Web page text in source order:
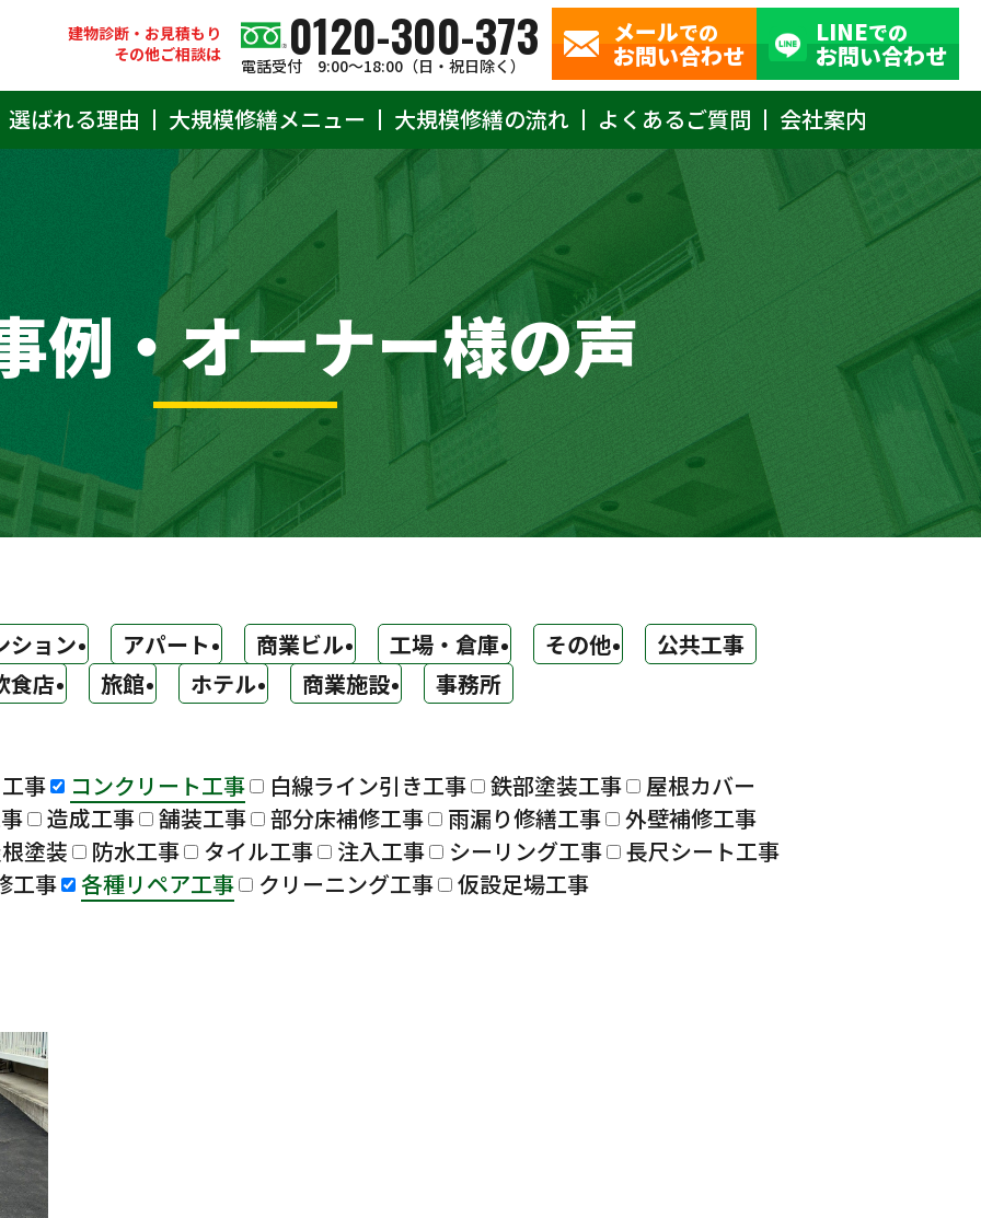
建物診断・お見積もり
その他ご相談は
0120-300-373
電話受付 9:00〜18:00（日・祝日除く）
メールでの
お問い合わせ
LINEでの
お問い合わせ
選ばれる理由
大規模修繕メニュー 大規模修繕の流れ よくあるご質問 会社案内
例・オーナー様の声
ション アパート 商業ビル 工場・倉庫 その他
公共工事
食店
旅館 ホテル 商業施設 事務所
事 コンクリート工事 白線ライン引き工事 鉄部塗装工事
屋根カバー
造成工事 舗装工事 部分床補修工事 雨漏り修繕工事
外壁補修工事
塗装
防水工事 タイル工事 注入工事 シーリング工事
長尺シート工事
工事
各種リペア工事 クリーニング工事 仮設足場工事